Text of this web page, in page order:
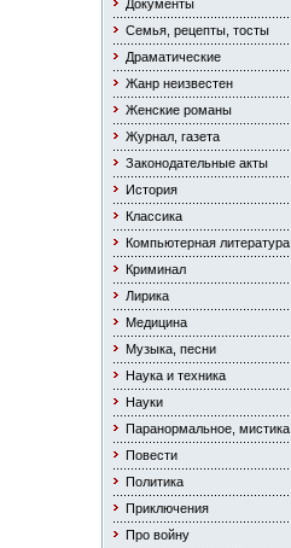
Документы
Семья, рецепты, тосты
Драматические
Жанр неизвестен
Женские романы
Журнал, газета
Законодательные акты
История
Классика
Компьютерная литература
Криминал
Лирика
Медицина
Музыка, песни
Наука и техника
Науки
Паранормальное, мистика
Повести
Политика
Приключения
Про войну